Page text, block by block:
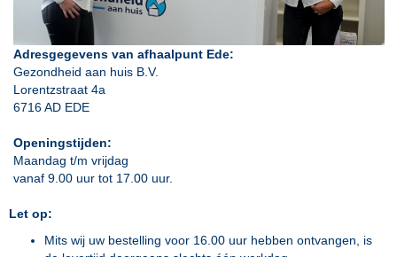
Adresgegevens van afhaalpunt Ede:
Gezondheid aan huis B.V.
Lorentzstraat 4a
6716 AD EDE
Openingstijden:
Maandag t/m vrijdag
vanaf 9.00 uur tot 17.00 uur.
Let op:
Mits wij uw bestelling voor 16.00 uur hebben ontvangen, is